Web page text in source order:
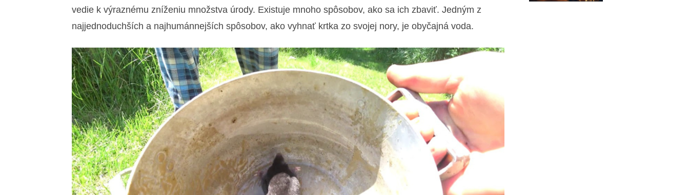
vedie k výraznému zníženiu množstva úrody. Existuje mnoho spôsobov, ako sa ich zbaviť. Jedným z
najjednoduchších a najhumánnejších spôsobov, ako vyhnať krtka zo svojej nory, je obyčajná voda.